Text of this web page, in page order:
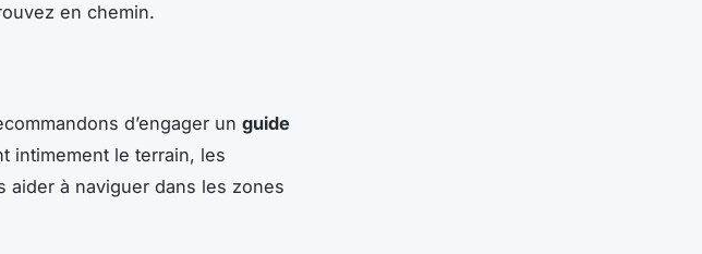
en chemin.
d’engager un guide
intimement le terrain, les
à naviguer dans les zones